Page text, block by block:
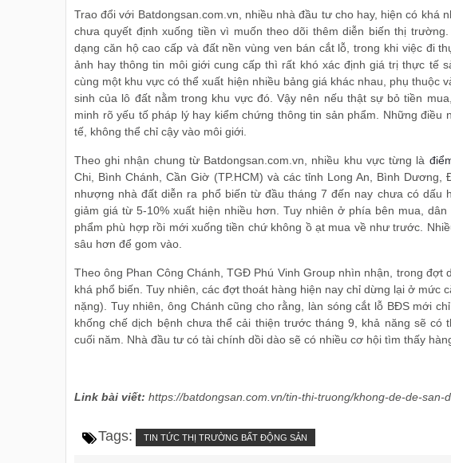
Trao đổi với Batdongsan.com.vn, nhiều nhà đầu tư cho hay, hiện có khá
chưa quyết định xuống tiền vì muốn theo dõi thêm diễn biến thị
dạng căn hộ cao cấp và đất nền vùng ven bán cắt lỗ, trong khi việc đi
ảnh hay thông tin môi giới cung cấp thì rất khó xác định giá trị thực tế
cùng một khu vực có thể xuất hiện nhiều bảng giá khác nhau, phụ thuộc
sinh của lô đất nằm trong khu vực đó. Vậy nên nếu thật sự bỏ tiền
minh rõ yếu tố pháp lý hay kiểm chứng thông tin sản phẩm. Những điều
tế, không thể chỉ cậy vào môi giới.
Theo ghi nhận chung từ Batdongsan.com.vn, nhiều khu vực từng là
Chi, Bình Chánh, Cần Giờ (TP.HCM) và các tỉnh Long An, Bình
nhượng nhà đất diễn ra phổ biến từ đầu tháng 7 đến nay chưa có dấu
giảm giá từ 5-10% xuất hiện nhiều hơn. Tuy nhiên ở phía bên mua,
phẩm phù hợp rồi mới xuống tiền chứ không ồ ạt mua về như trước.
sâu hơn để gom vào.
Theo ông Phan Công Chánh, TGĐ Phú Vinh Group nhìn nhận, trong đợt
khá phổ biến. Tuy nhiên, các đợt thoát hàng hiện nay chỉ dừng lại ở mức
nặng). Tuy nhiên, ông Chánh cũng cho rằng, làn sóng cắt lỗ BĐS mới
khống chế dịch bệnh chưa thể cải thiện trước tháng 9, khả năng sẽ có
cuối năm. Nhà đầu tư có tài chính dồi dào sẽ có nhiều cơ hội tìm thấy
Link bài viết: https://batdongsan.com.vn/tin-thi-truong/khong-de-de-
Tags: TIN TỨC THỊ TRƯỜNG BẤT ĐỘNG SẢN